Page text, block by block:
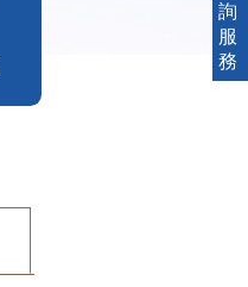
詢
服
務